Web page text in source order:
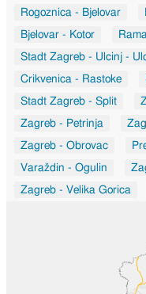
Rogoznica - Bjelovar
Bjelovar - Kotor
Stadt Zagreb - Ulcinj -
Crikvenica - Rastoke
Stadt Zagreb - Split
Zagreb - Petrinja
Zagreb - Obrovac
Varaždin - Ogulin
Zagreb - Velika Gorica